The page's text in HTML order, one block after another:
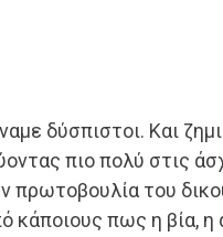
δύσπιστοι. Και
πιο πολύ στις
πρωτοβουλία του
κάποιους πως η βία, η